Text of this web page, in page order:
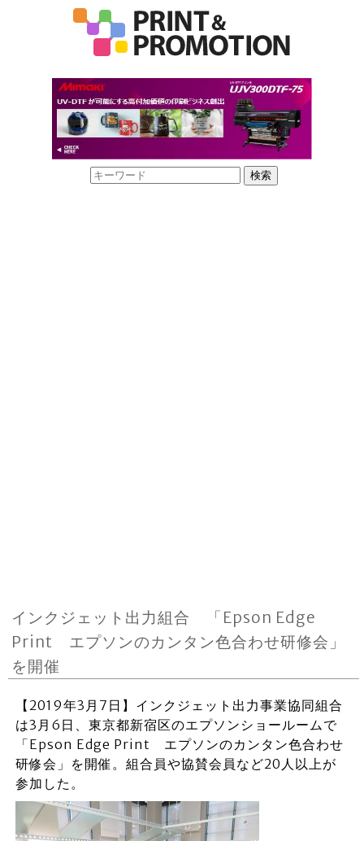
インクジェット出力組合 「Epson Edge
Print エプソンのカンタン色合わせ研修会」
を開催
【2019年3月7日】インクジェット出力事業協同組合
は3月6日、東京都新宿区のエプソンショールームで
「Epson Edge Print エプソンのカンタン色合わせ
研修会」を開催。組合員や協賛会員など20人以上が
参加した。